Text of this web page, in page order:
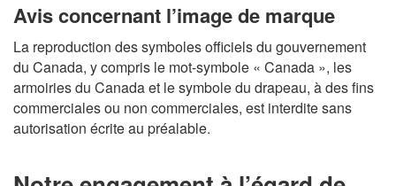
Avis concernant l’image de marque
La reproduction des symboles officiels du gouvernement
du Canada, y compris le mot-symbole « Canada », les
armoiries du Canada et le symbole du drapeau, à des fins
commerciales ou non commerciales, est interdite sans
autorisation écrite au préalable.